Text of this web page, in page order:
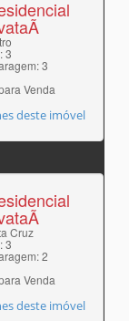
3
3
Venda
deste imóvel
Cruz
3
2
Venda
deste imóvel